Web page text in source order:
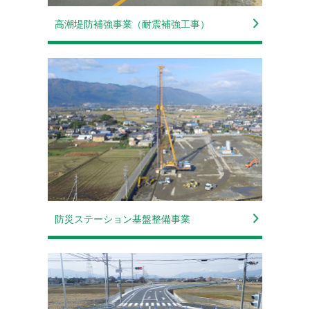
ニュースリリース
2021-10-21
【東安中学校２年生の生徒を対象とした『出
前授業』を開催】
表彰
2021-09-10
【国土交通省 中部地方整備局 木曽川上流河
川事務所「2021年度 優良工事表彰・優良工
事技術者表彰」を受賞】
表彰
2021-09-10
【国土交通省 中部地方整備局 木曽川下流河
川事務所「2021年度 優良工事表彰・優良工
事技術者表彰」を受賞】
ニュースリリース
2021-09-03
【国土交通省 中部地方整備局 令和３年度
ニュースリリース
2021-08-26
事成績優秀企業」に認定】
ニュースリリース
2021-08-26
【高校生へのインターンシップ開催】
高潮堤防補強事業（耐震補強工事）
防災ステーション基盤整備事業